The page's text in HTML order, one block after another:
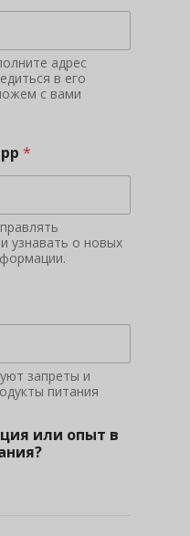
адрес
в его
с вами
*
узнавать о новых
запреты и
питания
или опыт в